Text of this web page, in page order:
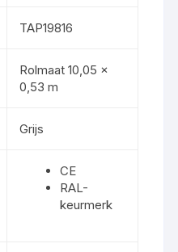
TAP19816
Rolmaat 10,05 x
0,53 m
Grijs
CE
RAL-
keurmerk